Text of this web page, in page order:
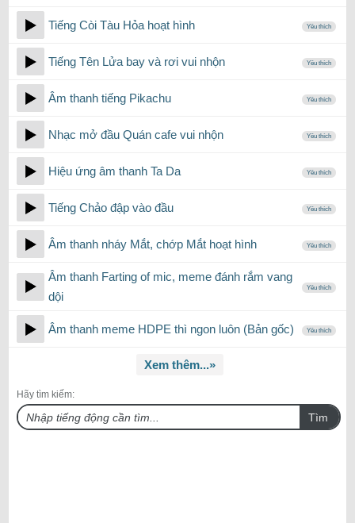
Tiếng Còi Tàu Hỏa hoạt hình Yêu thích
Tiếng Tên Lửa bay và rơi vui nhộn Yêu thích
Âm thanh tiếng Pikachu Yêu thích
Nhạc mở đầu Quán cafe vui nhộn Yêu thích
Hiệu ứng âm thanh Ta Da Yêu thích
Tiếng Chảo đập vào đầu Yêu thích
Âm thanh nháy Mắt, chớp Mắt hoạt hình Yêu thích
Âm thanh Farting of mic, meme đánh rắm vang
dội
Yêu thích
Âm thanh meme HDPE thì ngon luôn (Bản gốc) Yêu thích
Xem thêm...»
Hãy tìm kiếm:
Tìm